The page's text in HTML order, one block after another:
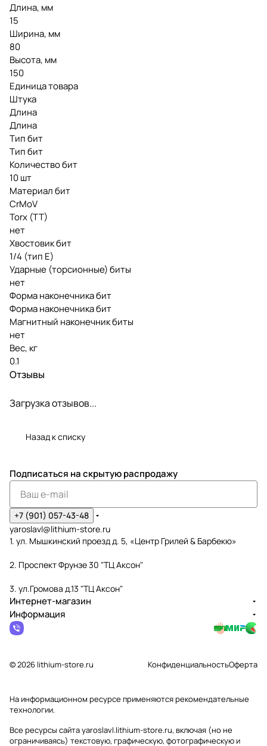
Длина, мм
15
Ширина, мм
80
Высота, мм
150
Единица товара
Штука
Длина
Длина
Тип бит
Тип бит
Количество бит
10 шт
Материал бит
CrMoV
Torx (TT)
нет
Хвостовик бит
1/4 (тип Е)
Ударные (торсионные) биты
нет
Форма наконечника бит
Форма наконечника бит
Магнитный наконечник биты
нет
Вес, кг
0.1
Отзывы
Загрузка отзывов...
Назад к списку
Подписаться на скрытую распродажу
+7 (901) 057-43-48
yaroslavl@lithium-store.ru
1. ул. Мышкинский проезд д. 5, «Центр Грилей & Барбекю»
2. Проспект Фрунзе 30 "ТЦ Аксон"
3. ул.Громова д.13 "ТЦ Аксон"
Интернет-магазин
Информация
© 2026 lithium-store.ru КонфиденциальностьОферта
На информационном ресурсе применяютсярекомендательные
технологии.
Все ресурсы сайта yaroslavl.lithium-store.ru, включая (но не
ограничиваясь) текстовую, графическую, фотографическую и